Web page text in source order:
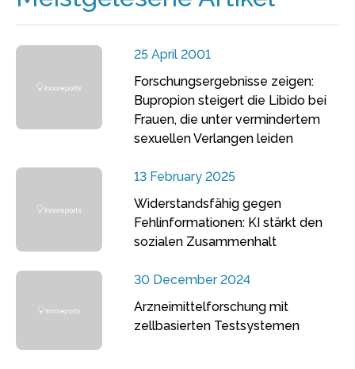
25 April 2001
Forschungsergebnisse zeigen:
Bupropion steigert die Libido bei
Frauen, die unter vermindertem
sexuellen Verlangen leiden
13 February 2025
Widerstandsfähig gegen
Fehlinformationen: KI stärkt den
sozialen Zusammenhalt
30 December 2024
Arzneimittelforschung mit
zellbasierten Testsystemen